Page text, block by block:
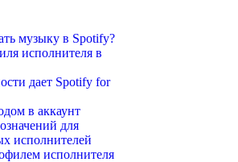
музыку в Spotify?
исполнителя в
дает Spotify for
в аккаунт
для
исполнителей
исполнителя